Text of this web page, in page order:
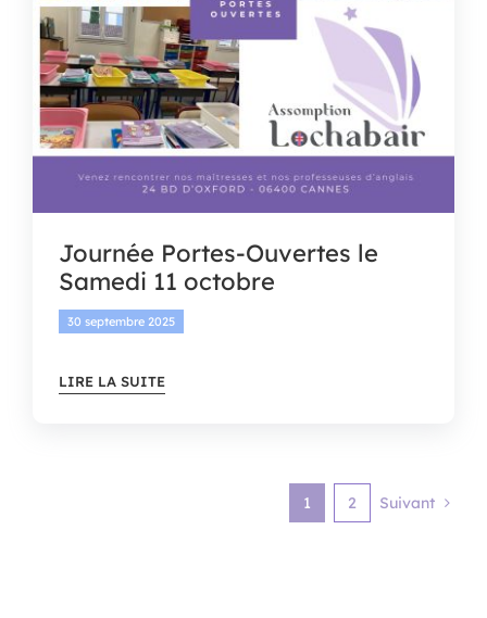
Journée Portes-Ouvertes le
Samedi 11 octobre
30 septembre 2025
LIRE LA SUITE
1 2 Suivant